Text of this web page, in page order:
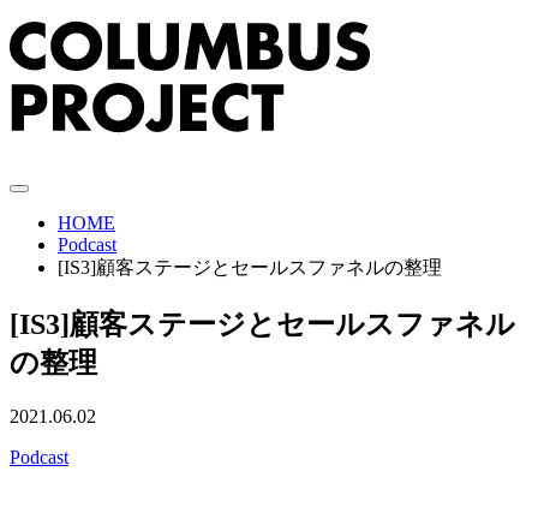
HOME
Podcast
[IS3]顧客ステージとセールスファネルの整理
[IS3]顧客ステージとセールスファネル
の整理
2021.06.02
Podcast